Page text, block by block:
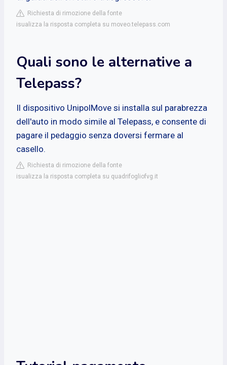
Richiesta di rimozione della fonte
isualizza la risposta completa su moveo.telepass.com
Quali sono le alternative a
Telepass?
Il dispositivo UnipolMove si installa sul parabrezza
dell'auto in modo simile al Telepass, e consente di
pagare il pedaggio senza doversi fermare al
casello.
Richiesta di rimozione della fonte
isualizza la risposta completa su quadrifogliofvg.it